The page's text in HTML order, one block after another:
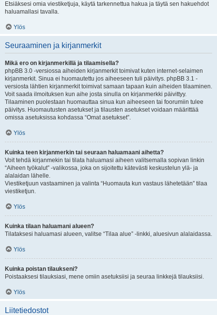
Etsiäksesi omia viestiketjuja, käytä tarkennettua hakua ja täytä sen hakuehdot
haluamallasi tavalla.
Ylös
Seuraaminen ja kirjanmerkit
Mikä ero on kirjanmerkillä ja tilaamisella?
phpBB 3.0 -versiossa aiheiden kirjanmerkit toimivat kuten internet-selaimen
kirjanmerkit. Sinua ei huomautettu jos aiheeseen tuli päivitys. phpBB 3.1 -
versiosta lähtien kirjanmerkit toimivat samaan tapaan kuin aiheiden tilaaminen.
Voit saada ilmoituksen kun aihe josta sinulla on kirjanmerkki päivittyy.
Tilaaminen puolestaan huomauttaa sinua kun aiheeseen tai foorumiin tulee
päivitys. Huomautusten asetukset ja tilausten asetukset voidaan määrittää
omissa asetuksissa kohdassa “Omat asetukset”.
Ylös
Kuinka teen kirjanmerkin tai seuraan haluamaani aihetta?
Voit tehdä kirjanmekin tai tilata haluamasi aiheen valitsemalla sopivan linkin
“Aiheen työkalut” -valikossa, joka on sijoitettu kätevästi keskustelun ylä- ja
alalaidan lähelle.
Viestiketjuun vastaaminen ja valinta “Huomauta kun vastaus lähetetään” tilaa
viestiketjun.
Ylös
Kuinka tilaan haluamani alueen?
Tilataksesi haluamasi alueen, valitse “Tilaa alue” -linkki, aluesivun alalaidassa.
Ylös
Kuinka poistan tilaukseni?
Poistaaksesi tilauksiasi, mene omiin asetuksiisi ja seuraa linkkejä tilauksiisi.
Ylös
Liitetiedostot